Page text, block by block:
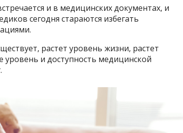
и в медицинских документах, и
сегодня стараются избегать
растет уровень жизни, растет
уровень и доступность медицинской